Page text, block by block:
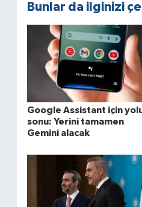
Bunlar da ilginizi
Google Assistant için
sonu: Yerini tamamen
Gemini alacak